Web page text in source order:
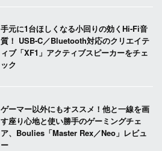
手元に1台ほしくなる小回りの効くHi-Fi音
質！ USB-C／Bluetooth対応のクリエイテ
ィブ「XF1」アクティブスピーカーをチェ
ック
ゲーマー以外にもオススメ！他と一線を画
す座り心地と使い勝手のゲーミングチェ
ア、Boulies「Master Rex／Neo」レビュ
ー